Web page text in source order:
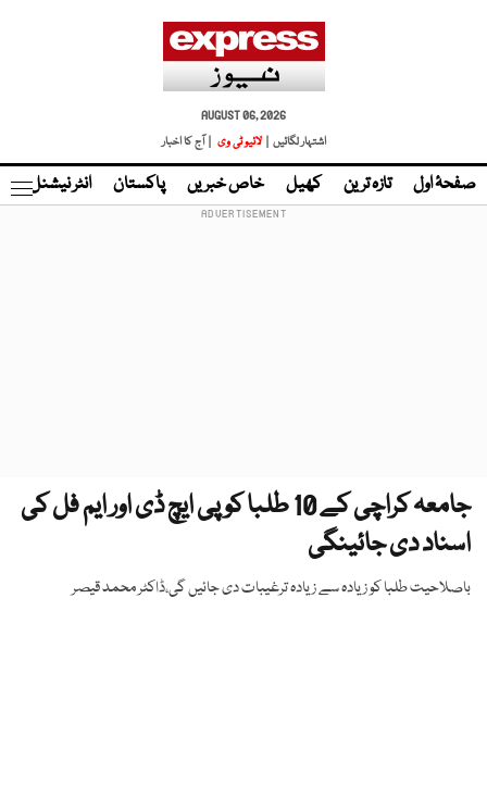
AUGUST 06, 2026
اشتہار لگائیں |
لائیو ٹی وی | آج کا اخبار
صفحۂ اول تازہ ترین کھیل خاص خبریں پاکستان انٹر نیشنل
جامعہ کراچی کے 10 طلبا کو پی ایچ ڈی اور ایم فل کی
اسناد دی جائینگی
باصلاحیت طلبا کو زیادہ سے زیادہ ترغیبات دی جائیں گی،ڈاکٹر محمد قیصر